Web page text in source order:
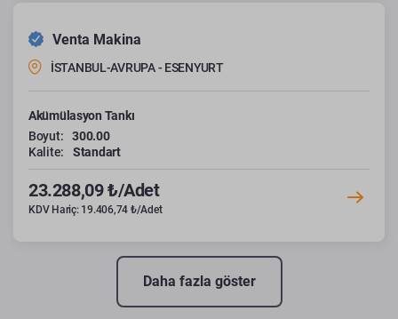
Venta Makina
İSTANBUL-AVRUPA - ESENYURT
Akümülasyon Tankı
Boyut:
300.00
Kalite:
Standart
23.288,09 ₺/Adet
KDV Hariç: 19.406,74 ₺/Adet
Daha fazla göster